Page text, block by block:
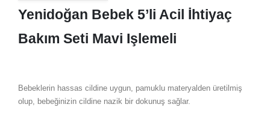
Yenidoğan Bebek 5’li Acil İhtiyaç
Bakım Seti Mavi Işlemeli
Bebeklerin hassas cildine uygun, pamuklu materyalden üretilmiş
olup, bebeğinizin cildine nazik bir dokunuş sağlar.